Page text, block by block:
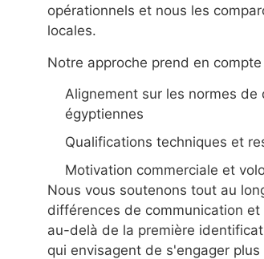
opérationnels et nous les
locales.
Notre approche prend en compte
Alignement sur les normes
égyptiennes
Qualifications techniques et
Motivation commerciale et
Nous vous soutenons tout au
différences de communication
au-delà de la première
qui envisagent de s'engager